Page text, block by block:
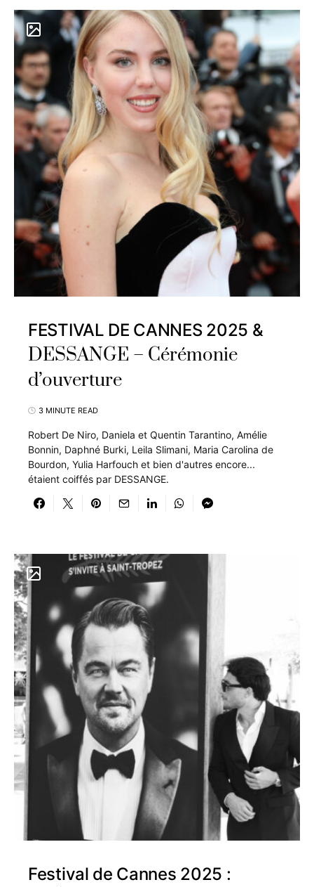
FESTIVAL DE CANNES 2025 &
DESSANGE – Cérémonie
d’ouverture
3 MINUTE READ
Robert De Niro, Daniela et Quentin Tarantino, Amélie
Bonnin, Daphné Burki, Leila Slimani, Maria Carolina de
Bourdon, Yulia Harfouch et bien d'autres encore...
étaient coiffés par DESSANGE.
Festival de Cannes 2025 :